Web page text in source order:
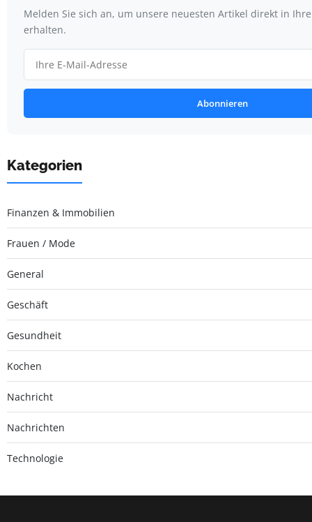
Melden Sie sich an, um unsere neuesten Artikel direkt in
erhalten.
Abonnieren
Kategorien
Finanzen & Immobilien
Frauen / Mode
General
Geschäft
Gesundheit
Kochen
Nachricht
Nachrichten
Technologie